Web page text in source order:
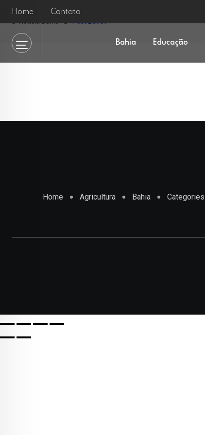
Home Contato
Bahia Educação
Home Agricultura Bahia Categories